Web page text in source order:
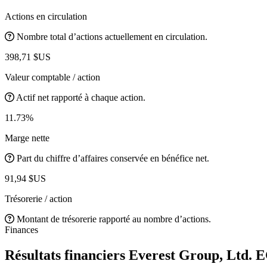
Actions en circulation
Nombre total d’actions actuellement en circulation.
398,71 $US
Valeur comptable / action
Actif net rapporté à chaque action.
11.73%
Marge nette
Part du chiffre d’affaires conservée en bénéfice net.
91,94 $US
Trésorerie / action
Montant de trésorerie rapporté au nombre d’actions.
Finances
Résultats financiers Everest Group, Ltd.